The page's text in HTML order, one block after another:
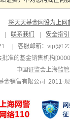
将天天基金网设为上网
联系我们
安全指引
客服邮箱：
批准的基金销售机构
中国证监会上海监
金销售有限公司 2011-